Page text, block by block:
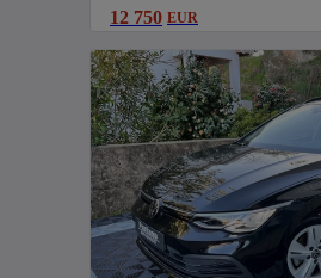
12 750 EUR